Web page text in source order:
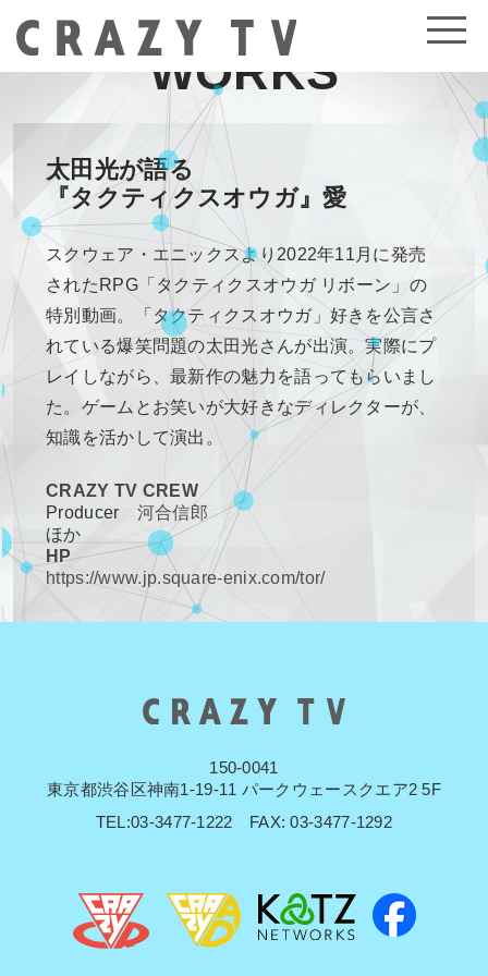
WORKS
太田光が語る
『タクティクスオウガ』愛
スクウェア・エニックスより2022年11月に発売
されたRPG「タクティクスオウガ リボーン」の
特別動画。「タクティクスオウガ」好きを公言さ
れている爆笑問題の太田光さんが出演。実際にプ
レイしながら、最新作の魅力を語ってもらいまし
た。ゲームとお笑いが大好きなディレクターが、
知識を活かして演出。
CRAZY TV CREW
Producer
ほか
河合信郎
HP
https://www.jp.square-enix.com/tor/
150-0041
東京都渋谷区神南1-19-11 パークウェースクエア2 5F
TEL:03-3477-1222 FAX: 03-3477-1292